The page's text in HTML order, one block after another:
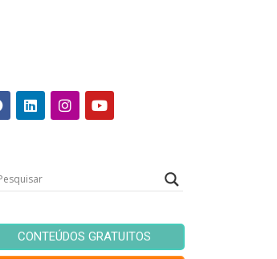
CONTEÚDOS GRATUITOS